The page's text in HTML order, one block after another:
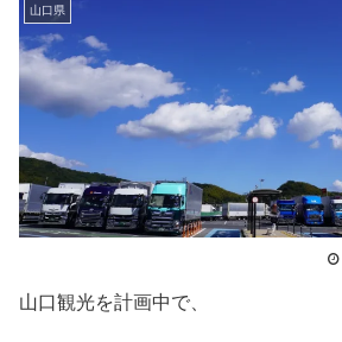
山口県
山口観光を計画中で、